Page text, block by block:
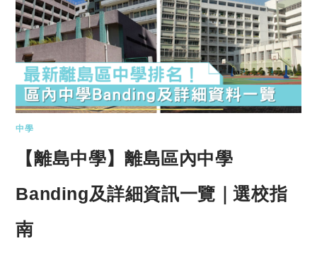
中學
【離島中學】離島區內中學
Banding及詳細資訊一覽｜選校指
南